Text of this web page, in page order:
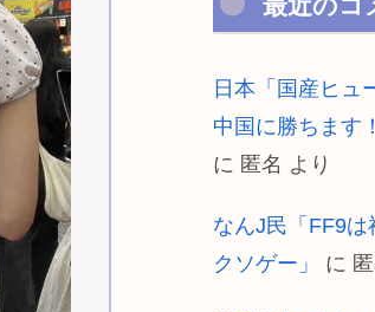
最近のコ
日本「国産ヒュ
中国に勝ちます
に 匿名 より
なんJ民「FF9
クソゲー」
に